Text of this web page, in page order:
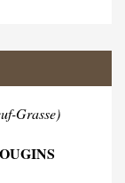
Grasse)